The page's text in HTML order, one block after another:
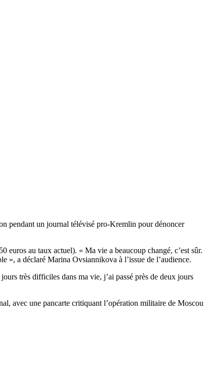
pendant un journal télévisé pro-Kremlin pour dénoncer
au taux actuel). « Ma vie a beaucoup changé, c’est sûr.
», a déclaré Marina Ovsiannikova à l’issue de l’audience.
très difficiles dans ma vie, j’ai passé près de deux jours
avec une pancarte critiquant l’opération militaire de Moscou